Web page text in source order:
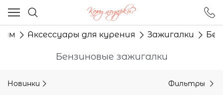
Аксессуары для курения Зажигалки
Бензиновые зажигалки
Новинки Фильтры
Ваш город - Москва,
угадали?
ДА НЕТ